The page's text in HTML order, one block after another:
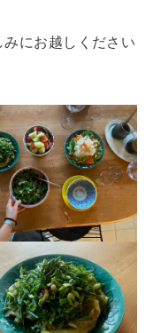
にお越しください